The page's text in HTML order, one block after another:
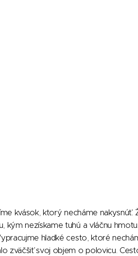
kvások, ktorý necháme nakysnúť.
kým nezískame tuhú a vláčnu hmotu.
hladké cesto, ktoré
zväčšiť svoj objem o polovicu.